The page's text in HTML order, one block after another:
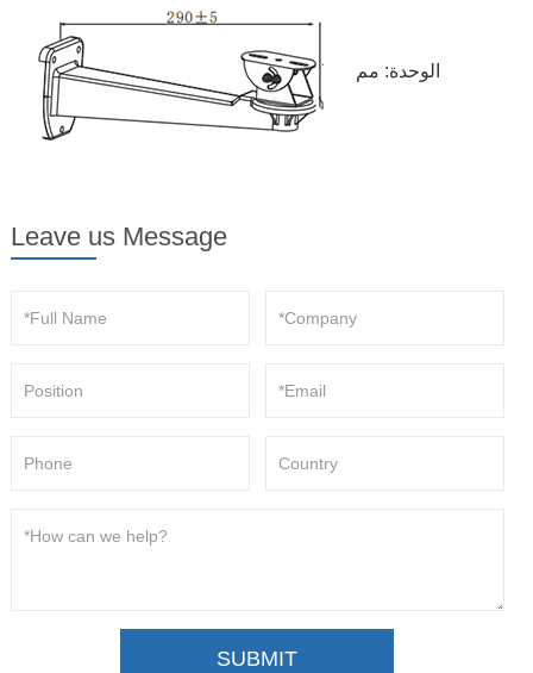
الوحدة: مم
Leave us Message
SUBMIT